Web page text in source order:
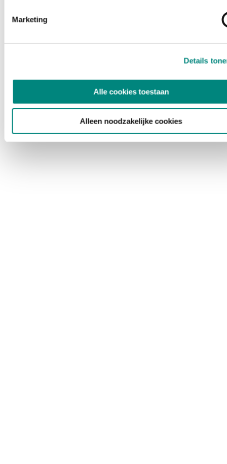
Marketing
Details
Alle cookies toestaan
Alleen noodzakelijke cookies